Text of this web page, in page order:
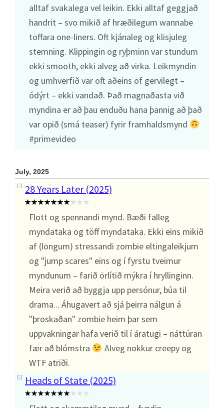
alltaf svakalega vel leikin. Ekki alltaf geggjað
handrit – svo mikið af hræðilegum wannabe
töffara one-liners. Oft kjánaleg og klisjuleg
stemning. Klippingin og ryþminn var stundum
ekki smooth, ekki alveg að virka. Leikmyndin
og umhverfið var oft aðeins of gervilegt –
ódýrt – ekki vandað. Það magnaðasta við
myndina er að þau enduðu hana þannig að það
var opið (smá teaser) fyrir framhaldsmynd
#primevideo
July, 2025
28 Years Later (2025)
Flott og spennandi mynd. Bæði falleg
myndataka og töff myndataka. Ekki eins mikið
af (löngum) stressandi zombie eltingaleikjum
og "jump scares" eins og í fyrstu tveimur
myndunum – farið örlítið mýkra í hryllinginn.
Meira verið að byggja upp persónur, búa til
drama... Áhugavert að sjá þeirra nálgun á
"þroskaðan" zombie heim þar sem
uppvakningar hafa verið til í áratugi – náttúran
fær að blómstra
Alveg nokkur creepy og
WTF atriði.
Heads of State (2025)